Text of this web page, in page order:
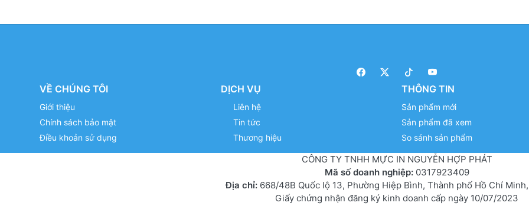
VỀ CHÚNG TÔI
Giới thiệu
Chính sách bảo mật
Điều khoản sử dụng
DỊCH VỤ
Liên hệ
Tin tức
Thương hiệu
THÔNG TIN
Sản phẩm mới
Sản phẩm đã xem
So sánh sản phẩm
CÔNG TY TNHH MỰC IN NGUYỄN HỢP PHÁT
Mã số doanh nghiệp: 0317923409
Địa chỉ:668/48B Quốc lộ 13, Phường Hiệp Bình, Thành phố Hồ Chí
Giấy chứng nhận đăng ký kinh doanh cấp ngày 10/07/2023